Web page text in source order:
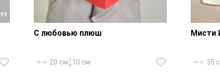
С любовью плюш
20 см 10 см
Мисти
35